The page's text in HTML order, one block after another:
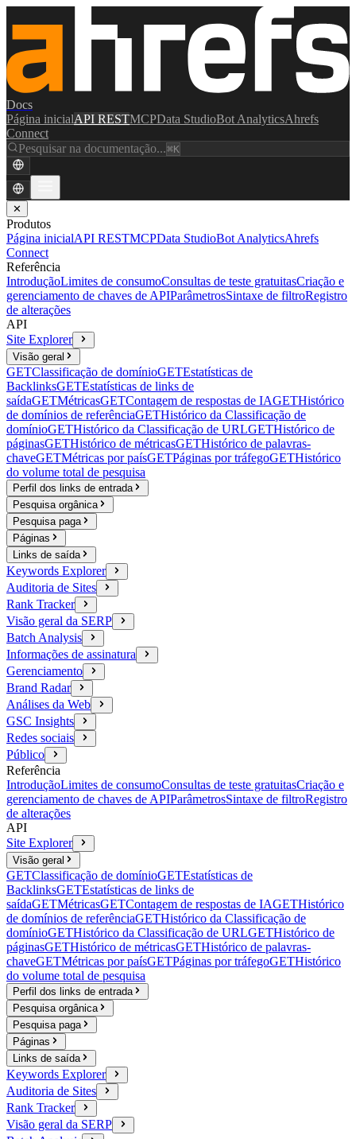
Docs
Página inicialAPI RESTMCPData StudioBot AnalyticsAhrefs
Connect
Pesquisar na documentação...⌘K
✕
Produtos
Página inicialAPI RESTMCPData StudioBot AnalyticsAhrefs
Connect
Referência
IntroduçãoLimites de consumoConsultas de teste gratuitasCriação e
gerenciamento de chaves de APIParâmetrosSintaxe de filtroRegistro
de alterações
API
Site Explorer
Visão geral
GETClassificação de domínioGETEstatísticas de
BacklinksGETEstatísticas de links de
saídaGETMétricasGETContagem de respostas de IAGETHistórico
de domínios de referênciaGETHistórico da Classificação de
domínioGETHistórico da Classificação de URLGETHistórico de
páginasGETHistórico de métricasGETHistórico de palavras-
chaveGETMétricas por paísGETPáginas por tráfegoGETHistórico
do volume total de pesquisa
Perfil dos links de entrada
Pesquisa orgânica
Pesquisa paga
Páginas
Links de saída
Keywords Explorer
Auditoria de Sites
Rank Tracker
Visão geral da SERP
Batch Analysis
Informações de assinatura
Gerenciamento
Brand Radar
Análises da Web
GSC Insights
Redes sociais
Público
Referência
IntroduçãoLimites de consumoConsultas de teste gratuitasCriação e
gerenciamento de chaves de APIParâmetrosSintaxe de filtroRegistro
de alterações
API
Site Explorer
Visão geral
GETClassificação de domínioGETEstatísticas de
BacklinksGETEstatísticas de links de
saídaGETMétricasGETContagem de respostas de IAGETHistórico
de domínios de referênciaGETHistórico da Classificação de
domínioGETHistórico da Classificação de URLGETHistórico de
páginasGETHistórico de métricasGETHistórico de palavras-
chaveGETMétricas por paísGETPáginas por tráfegoGETHistórico
do volume total de pesquisa
Perfil dos links de entrada
Pesquisa orgânica
Pesquisa paga
Páginas
Links de saída
Keywords Explorer
Auditoria de Sites
Rank Tracker
Visão geral da SERP